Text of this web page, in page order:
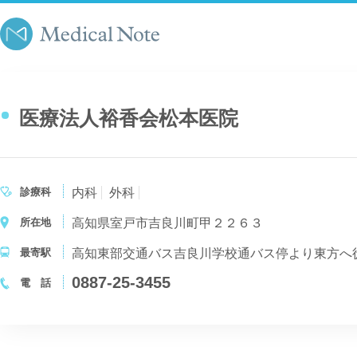
医療法人裕香会松本医院
診療科 内科 外科
所在地 高知県室戸市吉良川町甲２２６３
最寄駅 高知東部交通バス吉良川学校通バス停より東方へ
電 話 0887-25-3455